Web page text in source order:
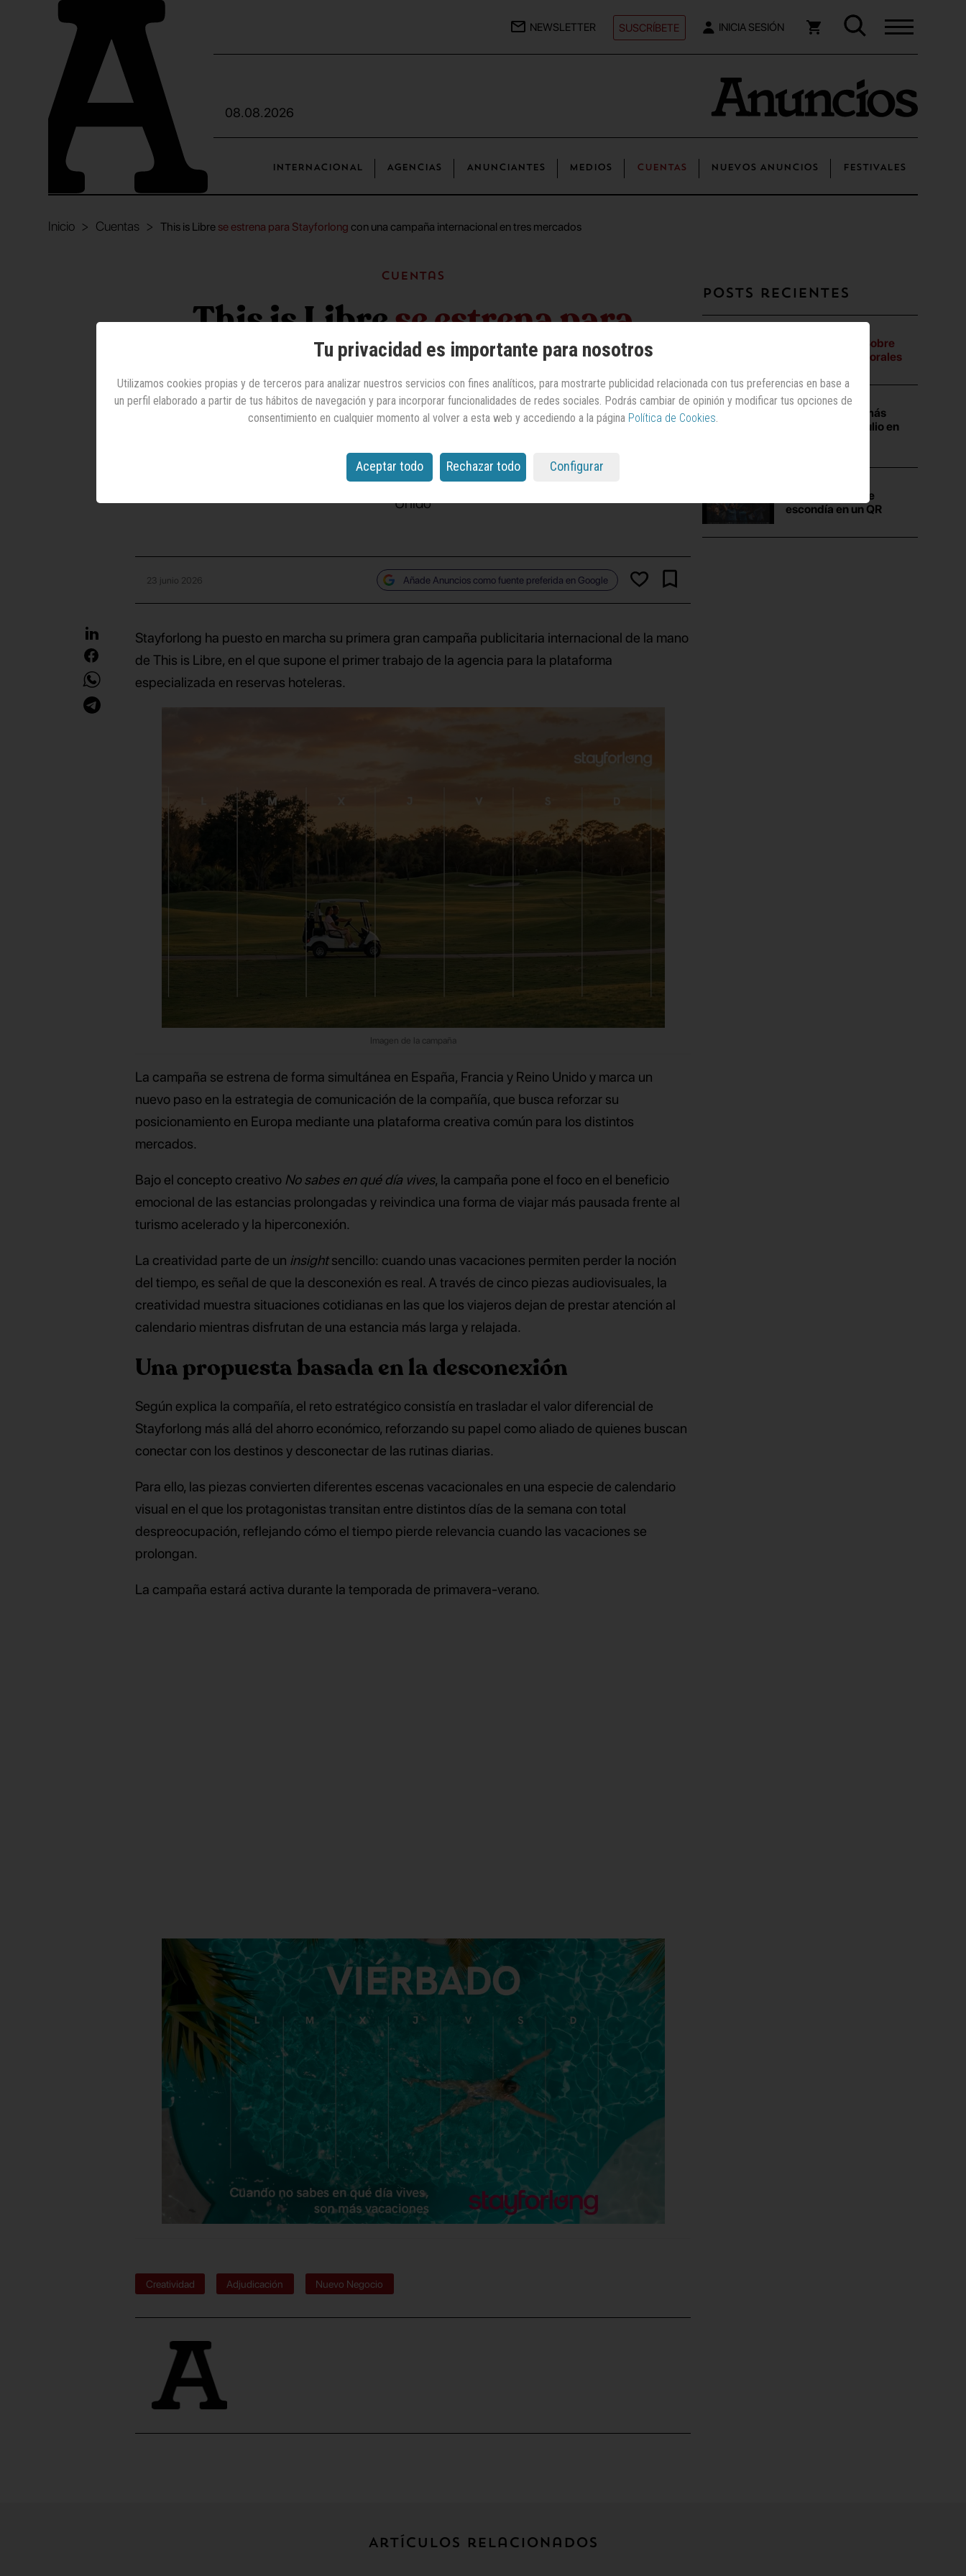
NEWSLETTER SUSCRÍBETE INICIA SESIÓN
08.08.2026
INTERNACIONAL AGENCIAS ANUNCIANTES MEDIOS CUENTAS NUEVOS ANUNCIOS FESTIVALES
Inicio Cuentas This is Libre se estrena para Stayforlong con una campaña internacional en tres mercados
Cuentas
This is Librese estrena para
Stayforlongcon una
campaña internacional en
tres mercados
La agencia ha desarrollado la primera campaña masiva de la plataforma de
viajes, que se lanza de forma simultánea en España, Francia y Reino
Unido
23 junio 2026 Añade Anuncios como fuente preferida en Google
Stayforlong ha puesto en marcha su primera gran campaña publicitaria internacional de la mano
de This is Libre, en el que supone el primer trabajo de la agencia para la plataforma
especializada en reservas hoteleras.
Imagen de la campaña
La campaña se estrena de forma simultánea en España, Francia y Reino Unido y marca un
nuevo paso en la estrategia de comunicación de la compañía, que busca reforzar su
posicionamiento en Europa mediante una plataforma creativa común para los distintos
mercados.
Bajo el concepto creativo No sabes en qué día vives, la campaña pone el foco en el beneficio
emocional de las estancias prolongadas y reivindica una forma de viajar más pausada frente al
turismo acelerado y la hiperconexión.
La creatividad parte de un insightsencillo: cuando unas vacaciones permiten perder la noción
del tiempo, es señal de que la desconexión es real. A través de cinco piezas audiovisuales, la
creatividad muestra situaciones cotidianas en las que los viajeros dejan de prestar atención al
calendario mientras disfrutan de una estancia más larga y relajada.
Una propuesta basada en la desconexión
Según explica la compañía, el reto estratégico consistía en trasladar el valor diferencial de
Stayforlong más allá del ahorro económico, reforzando su papel como aliado de quienes buscan
conectar con los destinos y desconectar de las rutinas diarias.
Para ello, las piezas convierten diferentes escenas vacacionales en una especie de calendario
visual en el que los protagonistas transitan entre distintos días de la semana con total
despreocupación, reflejando cómo el tiempo pierde relevancia cuando las vacaciones se
prolongan.
La campaña estará activa durante la temporada de primavera-verano.
Creatividad Adjudicación Nuevo Negocio
Posts recientes
Sobre
campañas electorales
Las campañas más
vistas durante julio en
que se
escondía en un QR
Artículos relacionados
Tu privacidad es importante para nosotros
Utilizamos cookies propias y de terceros para analizar nuestros servicios con fines analíticos, para mostrarte publicidad relacionada con tus preferencias en base a
un perfil elaborado a partir de tus hábitos de navegación y para incorporar funcionalidades de redes sociales. Podrás cambiar de opinión y modificar tus opciones de
consentimiento en cualquier momento al volver a esta web y accediendo a la página Política de Cookies.
Aceptar todo Rechazar todo Configurar